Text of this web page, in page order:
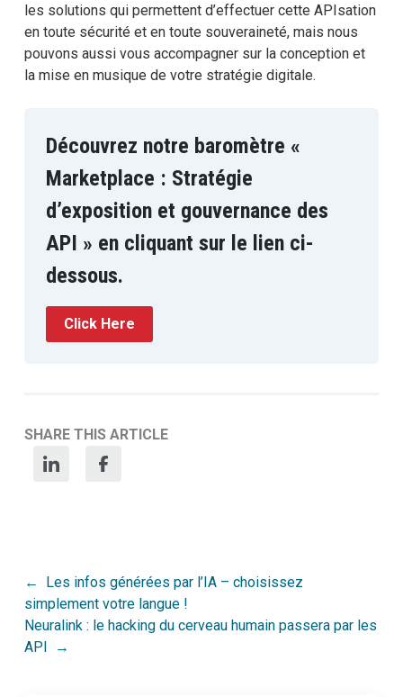
les solutions qui permettent d’effectuer cette APIsation
en toute sécurité et en toute souveraineté, mais nous
pouvons aussi vous accompagner sur la conception et
la mise en musique de votre stratégie digitale.
Découvrez notre baromètre «
Marketplace : Stratégie
d’exposition et gouvernance des
API » en cliquant sur le lien ci-
dessous.
Click Here
SHARE THIS ARTICLE
Post
navigation
Les infos générées par l’IA – choisissez
simplement votre langue !
Neuralink : le hacking du cerveau humain passera par les
API